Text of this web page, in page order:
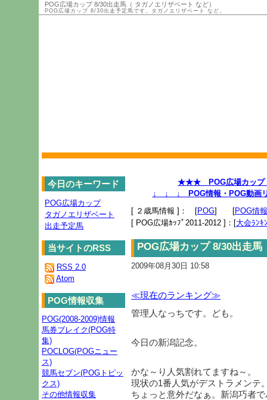
POG広場カップ 8/30出走馬（ タガノエリザベート など）
POG広場カップ 8/30出走予定馬です。タガノエリザベート など。
POG広場カップ 8/30出走
2009年08月30日 10:58
≪現在のランキング≫
管理人なっちです。ども。
今日の新潟記念。
かな～り人気割れてますね～。
現状の1番人気がデストラメンテ
ちょっと意外だなぁ。新潟巧者
今日のキーワード
POG広場カップ
タガノエリザベート
出走予定馬
当サイトのRSS
RSS 2.0
Atom
POG情報収集
POG(2008-2009)情報
馬券ブレイク(POG特
集)
POCLOG(POGニュー
ス)
競馬セブン(POGトピッ
クス)
その他情報収集
★★★ POG広場カッ
↓ ↓ ↓ POG情報・POG動画
[ ２歳馬情報 ]： [POG] [POG情報
[ POG広場ｶｯﾌﾟ2011-2012 ]：[大会ﾗﾝｷ